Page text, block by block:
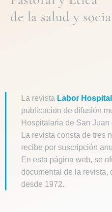
de la salud y
La revista Labor
publicación de difusión
Hospitalaria de San Juan
La revista consta de tres
recibe por suscripción
En esta página web, se
documental de la revista,
desde 1972.